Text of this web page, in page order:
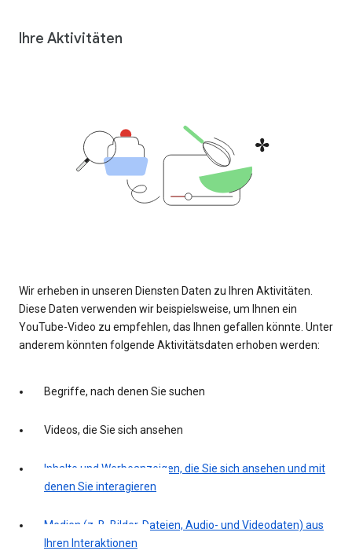
Ihre Aktivitäten
Wir erheben in unseren Diensten Daten zu Ihren Aktivitäten.
Diese Daten verwenden wir beispielsweise, um Ihnen ein
YouTube-Video zu empfehlen, das Ihnen gefallen könnte. Unter
anderem könnten folgende Aktivitätsdaten erhoben werden:
Begriffe, nach denen Sie suchen
Videos, die Sie sich ansehen
Inhalte und Werbeanzeigen, die Sie sich ansehen und mit
denen Sie interagieren
Medien (z. B. Bilder, Dateien, Audio- und Videodaten) aus
Ihren Interaktionen